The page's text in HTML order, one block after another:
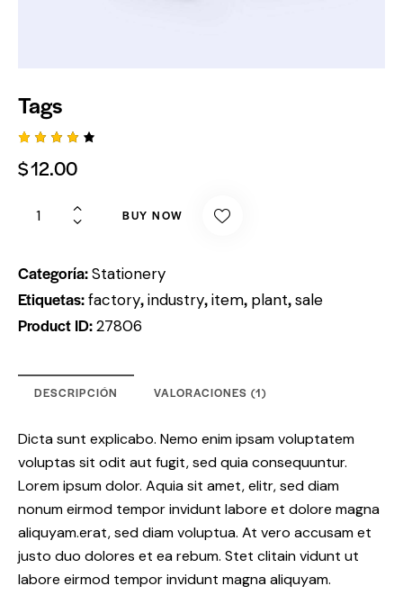
Tags
do con
base
un
cliente
$12.00
BUY NOW
Categoría:Stationery
Etiquetas:factory,industry,item, plant,sale
Product ID:27806
DESCRIPCIÓN VALORACIONES (1)
Dicta sunt explicabo. Nemo enim ipsam voluptatem
voluptas sit odit aut fugit, sed quia consequuntur.
Lorem ipsum dolor. Aquia sit amet, elitr, sed diam
nonum eirmod tempor invidunt labore et dolore magna
aliquyam.erat, sed diam voluptua. At vero accusam et
justo duo dolores et ea rebum. Stet clitain vidunt ut
labore eirmod tempor invidunt magna aliquyam.